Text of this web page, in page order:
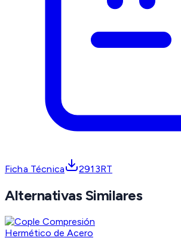
Ficha Técnica 2913RT
Alternativas Similares